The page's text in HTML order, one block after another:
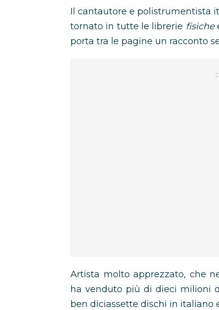
Il cantautore e polistrumentista
tornato in tutte le librerie fisiche
porta tra le pagine un racconto
Artista molto apprezzato, che
ha venduto più di dieci milioni
ben diciassette dischi in italiano